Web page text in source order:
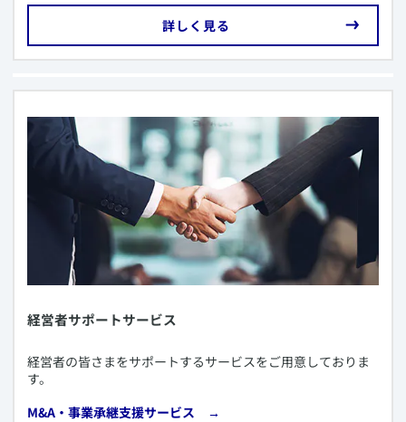
​詳しく見る
​経営者サポートサービス
​経営者の皆さまをサポートするサービスをご用意しておりま
す。
​M&A・事業承継支援サービス →